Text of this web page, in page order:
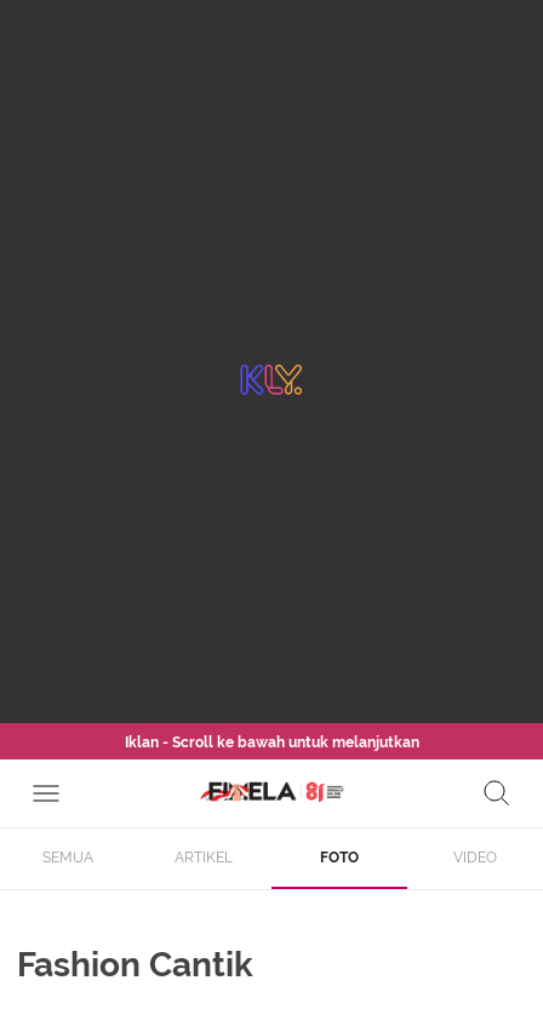
Iklan - Scroll ke bawah untuk melanjutkan
SEMUA ARTIKEL FOTO VIDEO
Fashion Cantik